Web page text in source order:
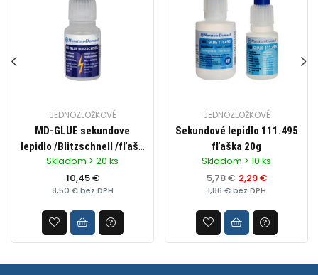
JEDNOZLOŽKOVÉ
MD-GLUE sekundove
lepidlo /Blitzschnell /fľaša
20g
Skladom > 20 ks
10,45 €
8,50 € bez DPH
JEDNOZLOŽKOVÉ
Sekundové lepidlo 111.495
fľaška 20g
Skladom > 10 ks
5,78 € 2,29 €
1,86 € bez DPH